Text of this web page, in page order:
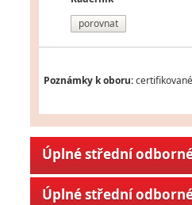
porovnat
Poznámky k oboru:
Úplné střední
Úplné střední